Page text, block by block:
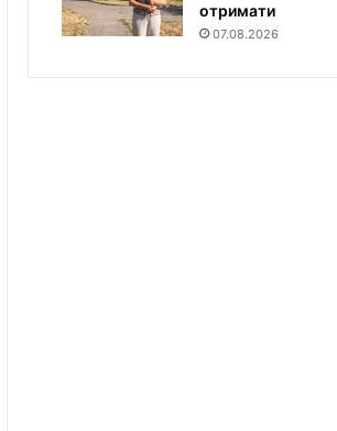
отримати
07.08.2026